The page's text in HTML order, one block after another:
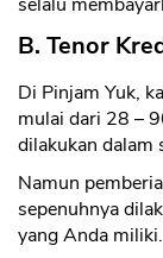
B. Tenor
Di Pinjam Yuk,
mulai dari 28 –
dilakukan dalam
Namun
sepenuhnya
yang Anda miliki.